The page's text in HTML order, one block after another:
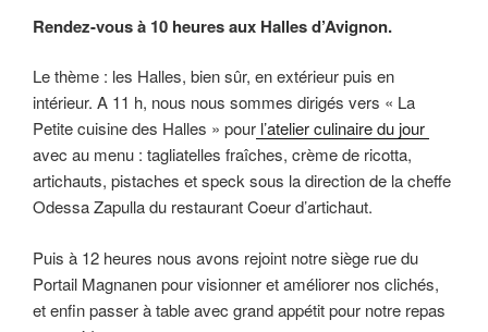
Rendez-vous à 10 heures aux Halles d’Avignon.
Le thème : les Halles, bien sûr, en extérieur puis en
intérieur. A 11 h, nous nous sommes dirigés vers « La
Petite cuisine des Halles » pour l’atelier culinaire du jour
avec au menu : tagliatelles fraîches, crème de ricotta,
artichauts, pistaches et speck sous la direction de la cheffe
Odessa Zapulla du restaurant Coeur d’artichaut.
Puis à 12 heures nous avons rejoint notre siège rue du
Portail Magnanen pour visionner et améliorer nos clichés,
et enfin passer à table avec grand appétit pour notre repas